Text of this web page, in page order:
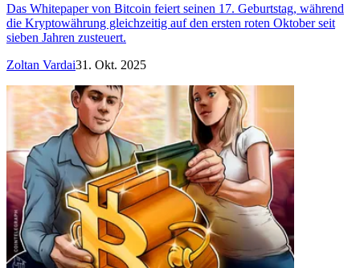
Das Whitepaper von Bitcoin feiert seinen 17. Geburtstag, während
die Kryptowährung gleichzeitig auf den ersten roten Oktober seit
sieben Jahren zusteuert.
Zoltan Vardai31. Okt. 2025